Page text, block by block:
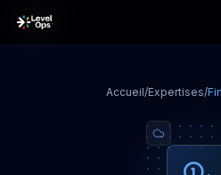
Accueil/Expertises/